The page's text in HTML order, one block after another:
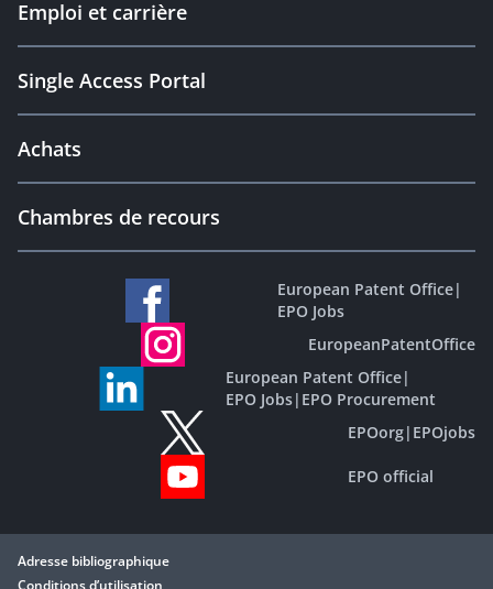
Emploi et carrière
Single Access Portal
Achats
Chambres de recours
European Patent Office|
EPO Jobs
EuropeanPatentOffice
European Patent Office|
EPO Jobs| EPO Procurement
EPOorg| EPOjobs
EPO official
Adresse bibliographique
Conditions d’utilisation